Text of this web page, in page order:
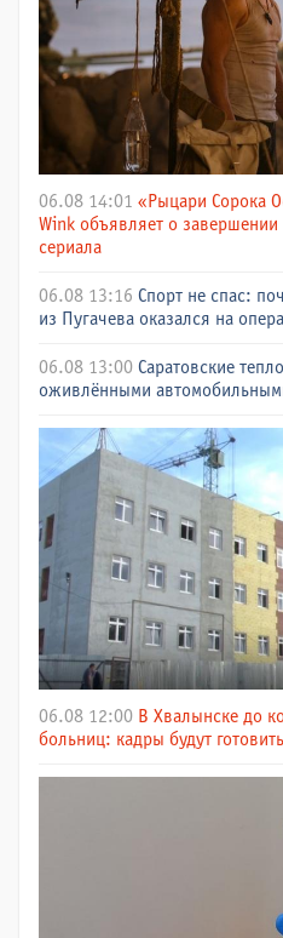
06.08 14:01 «Рыцари Сорока
Wink объявляет о завершении
сериала
06.08 13:16 Спорт не спас:
из Пугачева оказался на
06.08 13:00 Саратовские
оживлёнными
06.08 12:00 В Хвалынске до
больниц: кадры будут